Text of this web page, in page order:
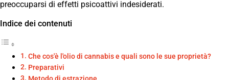
preoccuparsi di effetti psicoattivi indesiderati.
Indice dei contenuti
Che cos'è l'olio di cannabis e quali sono le sue proprietà?
Preparativi